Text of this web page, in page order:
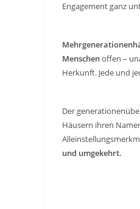
Engagement ganz
Menschenoffen –
Herkunft. Jede und
Der
Häusern ihren
und umgekehrt.